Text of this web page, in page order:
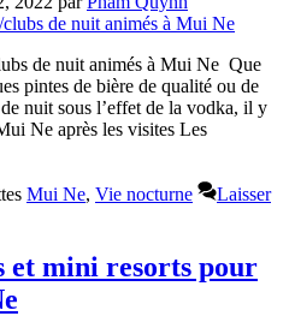
de nuit animés à Mui Ne Que
pintes de bière de qualité ou de
nuit sous l’effet de la vodka, il y
Ne après les visites Les
Mui Ne, Vie nocturne
Laisser
et mini resorts pour